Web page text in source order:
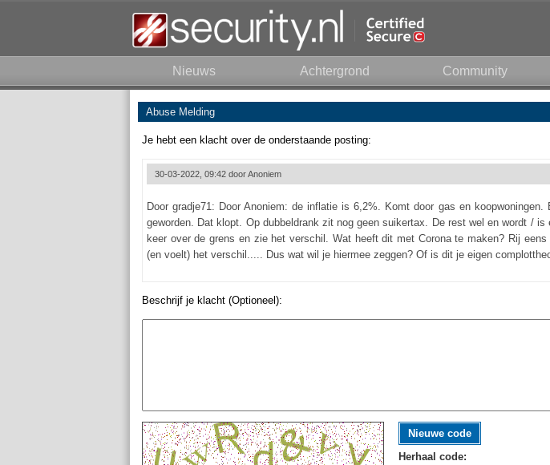
Nieuws Achtergrond Community
Abuse Melding
Je hebt een klacht over de onderstaande posting:
30-03-2022, 09:42 doorAnoniem
Door gradje71: Door Anoniem: de inflatie is 6,2%. Komt door gas en
geworden. Dat klopt. Op dubbeldrank zit nog geen suikertax. De rest wel en wordt /
keer over de grens en zie het verschil. Wat heeft dit met Corona te maken? Rij
(en voelt) het verschil..... Dus wat wil je hiermee zeggen? Of is dit je eigen
Beschrijf je klacht (Optioneel):
Nieuwe code
Herhaal code: